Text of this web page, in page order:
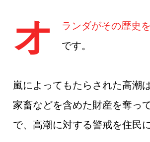
オ
ランダがその歴史
です。
嵐によってもたらされた高潮
家畜などを含めた財産を奪っ
で、高潮に対する警戒を住民